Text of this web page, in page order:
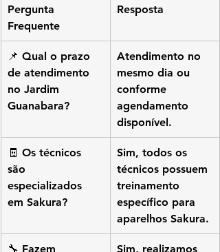
Pergunta
Frequente
Resposta
📌 Qual o prazo
de atendimento
no Jardim
Guanabara?
Atendimento no
mesmo dia ou
conforme
agendamento
disponível.
🧾 Os técnicos
são
especializados
em Sakura?
Sim, todos os
técnicos possuem
treinamento
específico para
aparelhos Sakura.
🔧 Fazem Sim, realizamos